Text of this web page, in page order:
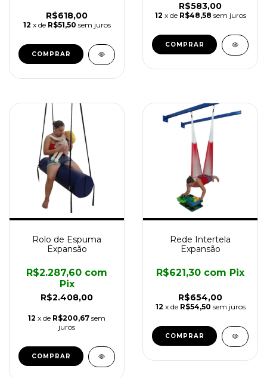
R$618,00
12 x de R$51,50 sem juros
R$583,00
12 x de R$48,58 sem juros
COMPRAR
Rolo de Espuma
Expansão
R$2.408,00
R$2.287,60 com
Pix
12 x de R$200,67 sem
juros
Rede Intertela
Expansão
R$654,00
R$621,30 com Pix
12 x de R$54,50 sem juros